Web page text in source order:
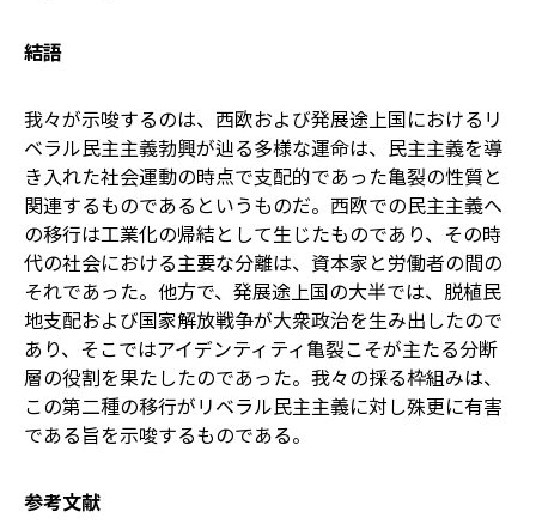
結語
我々が示唆するのは、西欧および発展途上国におけるリ
ベラル民主主義勃興が辿る多様な運命は、民主主義を導
き入れた社会運動の時点で支配的であった亀裂の性質と
関連するものであるというものだ。西欧での民主主義へ
の移行は工業化の帰結として生じたものであり、その時
代の社会における主要な分離は、資本家と労働者の間の
それであった。他方で、発展途上国の大半では、脱植民
地支配および国家解放戦争が大衆政治を生み出したので
あり、そこではアイデンティティ亀裂こそが主たる分断
層の役割を果たしたのであった。我々の採る枠組みは、
この第二種の移行がリベラル民主主義に対し殊更に有害
である旨を示唆するものである。
参考文献